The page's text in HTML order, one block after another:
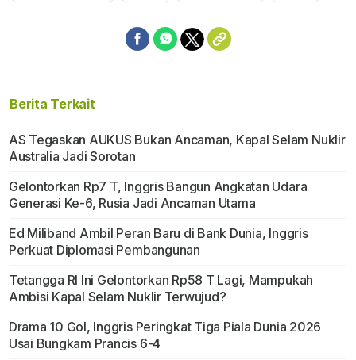
Berita Terkait
AS Tegaskan AUKUS Bukan Ancaman, Kapal Selam Nuklir
Australia Jadi Sorotan
Gelontorkan Rp7 T, Inggris Bangun Angkatan Udara
Generasi Ke-6, Rusia Jadi Ancaman Utama
Ed Miliband Ambil Peran Baru di Bank Dunia, Inggris
Perkuat Diplomasi Pembangunan
Tetangga RI Ini Gelontorkan Rp58 T Lagi, Mampukah
Ambisi Kapal Selam Nuklir Terwujud?
Drama 10 Gol, Inggris Peringkat Tiga Piala Dunia 2026
Usai Bungkam Prancis 6-4